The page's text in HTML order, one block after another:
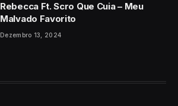
Rebecca Ft. Scro Que Cuia – Meu
Malvado Favorito
Dezembro 13, 2024